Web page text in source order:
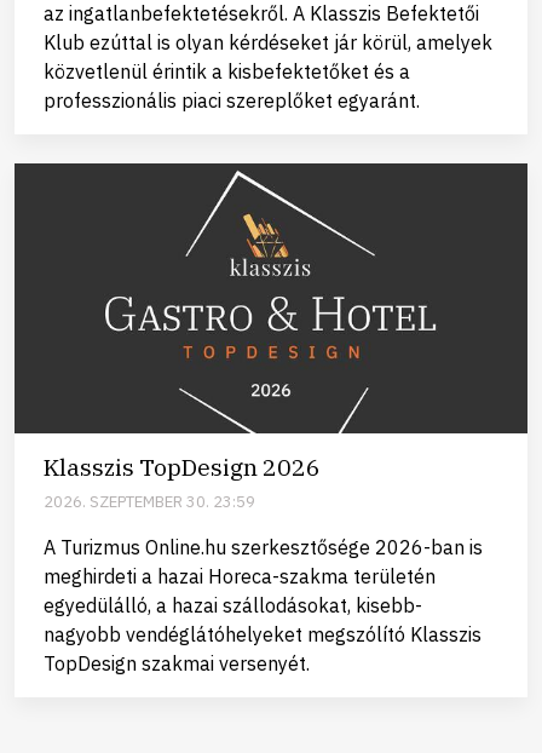
az ingatlanbefektetésekről. A Klasszis Befektetői
Klub ezúttal is olyan kérdéseket jár körül, amelyek
közvetlenül érintik a kisbefektetőket és a
professzionális piaci szereplőket egyaránt.
Klasszis TopDesign 2026
2026. SZEPTEMBER 30. 23:59
A Turizmus Online.hu szerkesztősége 2026-ban is
meghirdeti a hazai Horeca-szakma területén
egyedülálló, a hazai szállodásokat, kisebb-
nagyobb vendéglátóhelyeket megszólító Klasszis
TopDesign szakmai versenyét.